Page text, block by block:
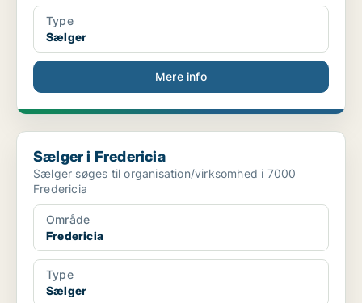
Type
Sælger
Mere info
Sælger i Fredericia
Sælger i Fredericia
Sælger søges til organisation/virksomhed i 7000
Fredericia
Område
Fredericia
Type
Sælger